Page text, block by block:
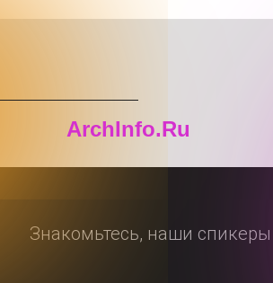
ArchInfo.Ru
Знакомьтесь, наши